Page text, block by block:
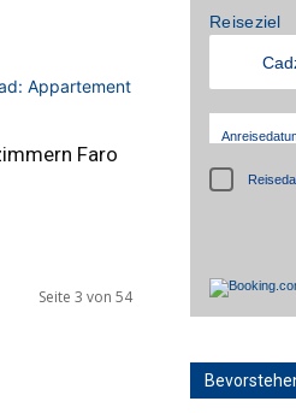
Faro
Seite 3 von 54
Reiseziel